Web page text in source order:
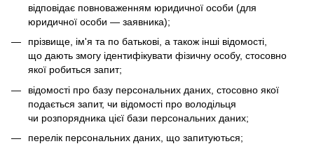
відповідає повноваженням юридичної особи (для
юридичної особи — заявника);
прізвище, ім'я та по батькові, а також інші відомості,
що дають змогу ідентифікувати фізичну особу, стосовно
якої робиться запит;
відомості про базу персональних даних, стосовно якої
подається запит, чи відомості про володільця
чи розпорядника цієї бази персональних даних;
перелік персональних даних, що запитуються;